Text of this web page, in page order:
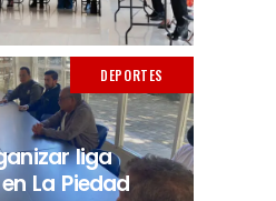
DEPORTES
liga
La Piedad